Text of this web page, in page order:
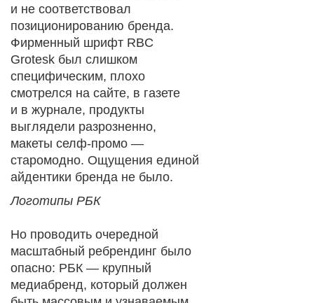
и не соответствовал
позиционированию бренда.
Фирменный шрифт RBC
Grotesk был слишком
специфическим, плохо
смотрелся на сайте, в газете
и в журнале, продукты
выглядели разрозненно,
макеты селф-промо —
старомодно. Ощущения единой
айдентики бренда не было.
Логотипы РБК
Но проводить очередной
масштабный ребрендинг было
опасно: РБК — крупный
медиабренд, который должен